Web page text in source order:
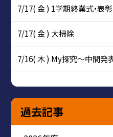
7/17( 金 ) 1学期終業式・表彰
7/17( 金 ) 大掃除
7/16( 木 ) My探究～中間発
過去記事